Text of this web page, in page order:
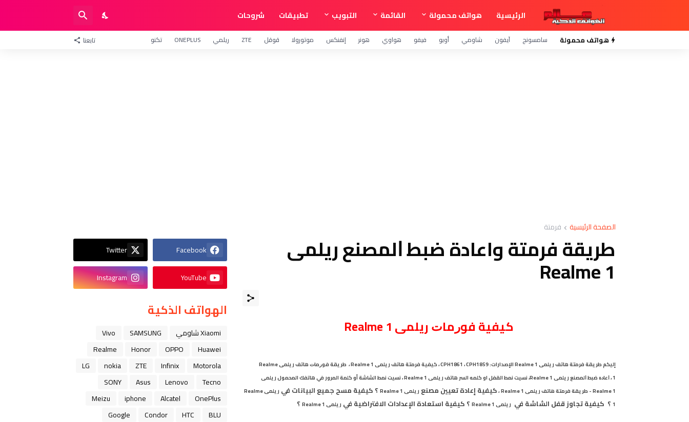
الرئيسية هواتف محمولة القائمة التبويب تطبيقات شروحات
هواتف محمولة سامسونج آيفون شاومي أوبو فيفو هواوي هونر إنفنكس موتورولا قوقل ZTE ريلمي ONEPLUS تكنو تابعنا
الصفحة الرئيسية فرمتة
طريقة فرمتة واعادة ﺿﺒﻂ ﺍﻟﻤﺼﻨﻊ ريلمى
Realme 1
كيفية ﻓﻮﺭﻣﺎﺕريلمى Realme 1
إليكم طريقة فرمتةهاتفريلمى Realme 1 الإصدارات: CPH1861 ، CPH1859 ،كيفية فرمتة هاتف ريلمى Realme 1 ،
ﻃﺮﻳﻘﺔ ﻓﻮﺭﻣﺎﺕ هاتف ريلمى Realme
1،ﺍﻋﺎﺩﺓ ﺿﺒﻂ ﺍﻟﻤﺼﻨﻊريلمى Realme 1، نسيت نمط القفل او كلمه السر هاتف ريلمى Realme 1 ،نسيت نمط الشاشة أو كلمة المرور في هاتفك المحمول ريلمى
Realme 1 - طريقة فرمتة هاتف
ريلمى Realme 1 ،كيفية إعادة تعيين مصنع ريلمى Realme 1 ؟ كيفية مسح جميع البيانات في
ريلمى Realme
1 ؟ كيفية تجاوز قفل الشاشة في ريلمى Realme 1 ؟ كيفية استعادة الإعدادات الافتراضية في ريلمى Realme 1 ؟
Facebook
Twitter
YouTube
Instagram
الهواتف الذكية
Xiaomi شاومي SAMSUNG
Vivo
Huawei
OPPO
Honor
Realme
Motorola
Infinix
ZTE
nokia
LG
Tecno
Lenovo
Asus
SONY
OnePlus
Alcatel
iphone
Meizu
BLU
HTC
Condor
Google